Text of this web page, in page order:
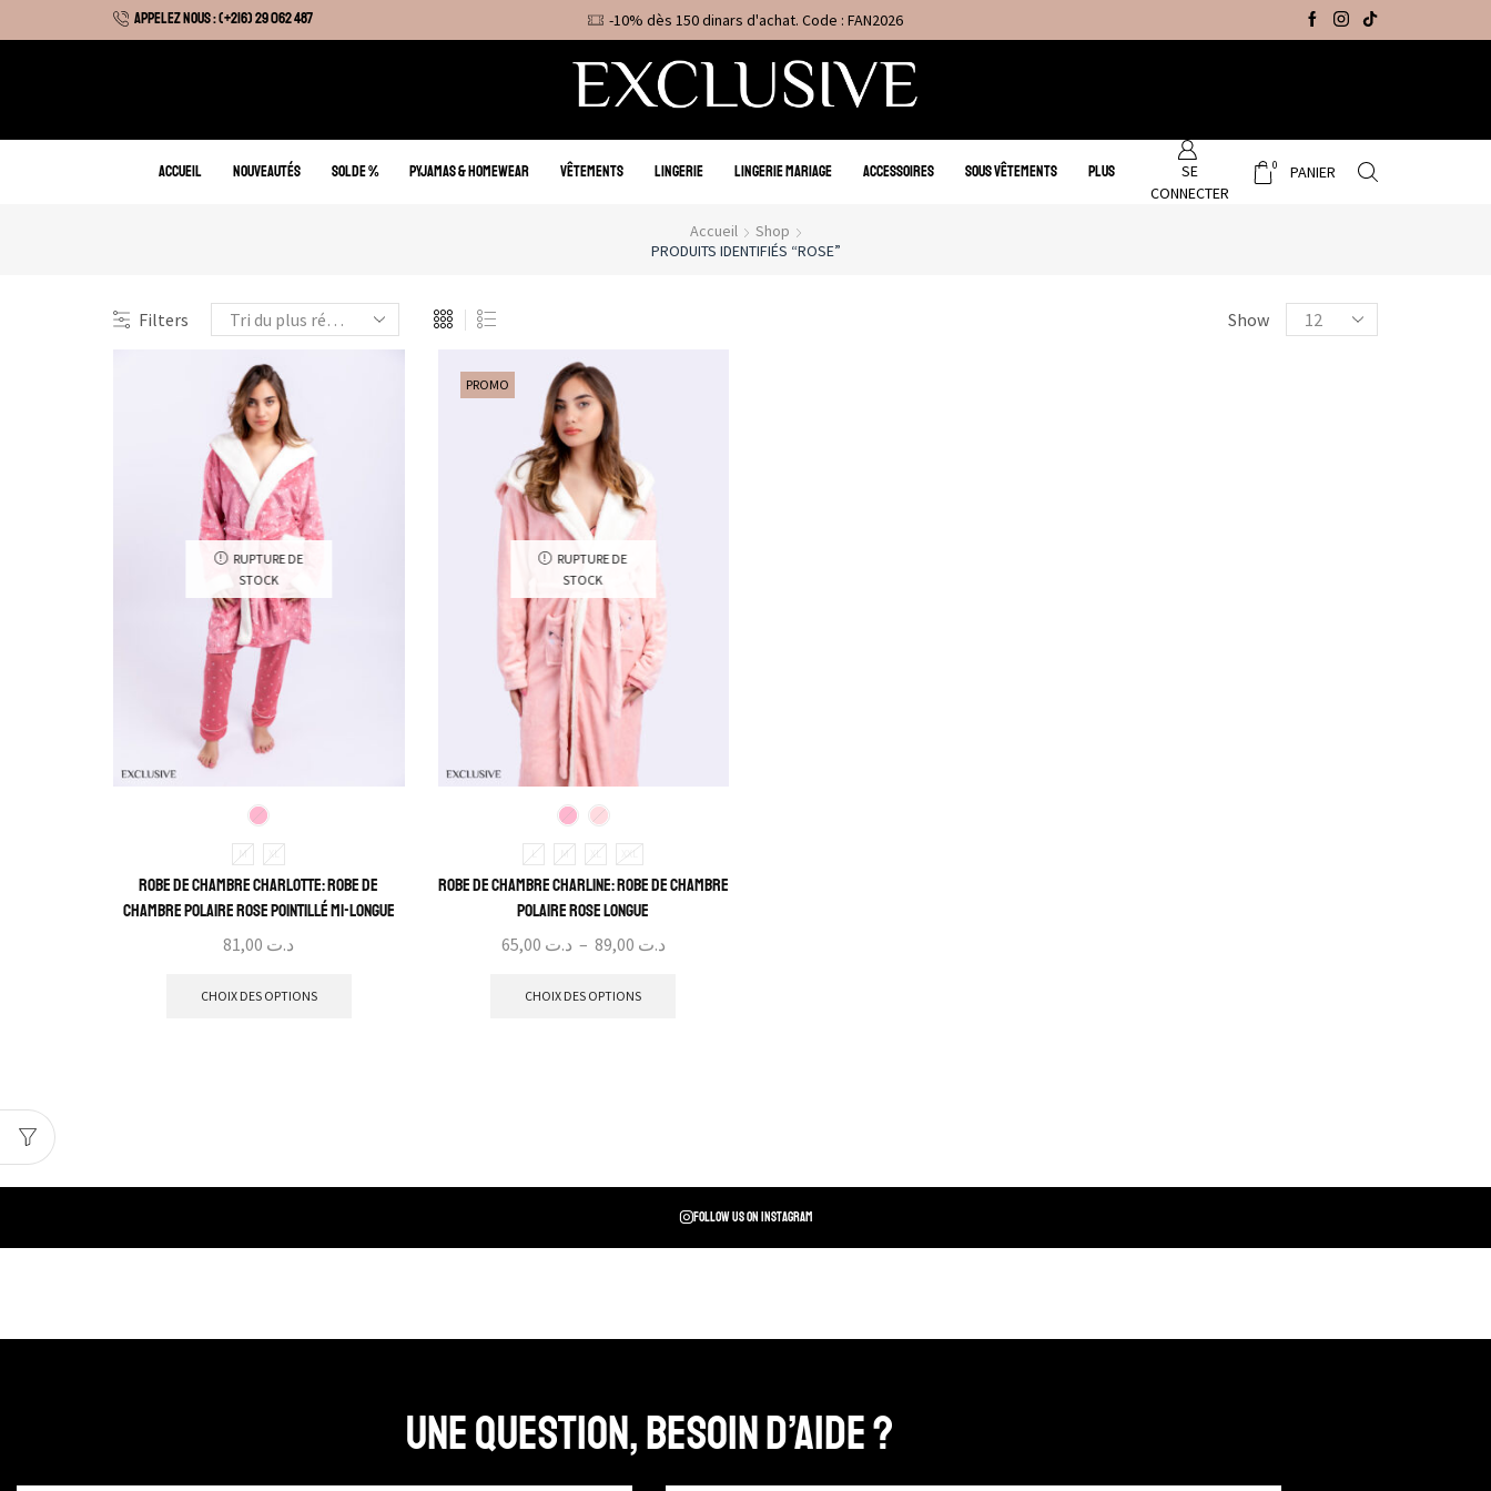
APPELEZ NOUS : (+216) 29 062 487
Hiver : Livraison gratuite sur tous nos articles -10% dès 150 dinars d'achat. Code : FAN2026 Promo Hiver : Livraison gratuite sur tous
ACCUEIL NOUVEAUTÉS SOLDE % PYJAMAS & HOMEWEAR VÊTEMENTS LINGERIE LINGERIE MARIAGE ACCESSOIRES SOUS VÊTEMENTS PLUS
SE
CONNECTER
0 PANIER
Accueil
Shop
PRODUITS IDENTIFIÉS “ROSE”
Filters Show
RUPTURE DE
STOCK
M XL
Robe de Chambre Charlotte: Robe de
Chambre Polaire Rose pointillé mi-longue
د.ت
CHOIX DES OPTIONS
PROMO
RUPTURE DE
STOCK
L M XL XXL
Robe de Chambre Charline: Robe de Chambre
polaire rose longue
د.ت – د.ت
CHOIX DES OPTIONS
Follow us on instagram
Une question, Besoin d’aide ?